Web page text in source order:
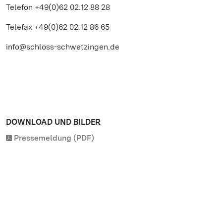
Telefon +49(0)62 02.12 88 28
Telefax +49(0)62 02.12 86 65
info@schloss-schwetzingen.de
DOWNLOAD UND BILDER
Pressemeldung (PDF)